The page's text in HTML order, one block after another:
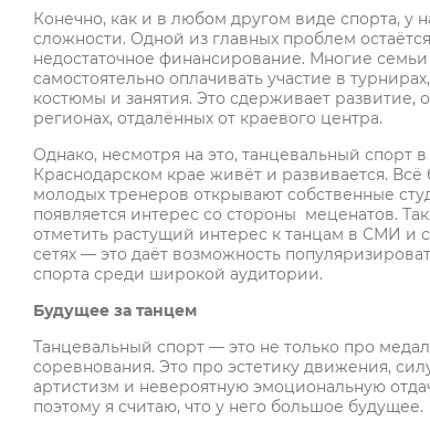
Конечно, как и в любом другом виде спорта, у
сложности. Одной из главных проблем остаётся
недостаточное финансирование. Многие
самостоятельно оплачивать участие в
костюмы и занятия. Это сдерживает развитие,
регионах, отдалённых от краевого центра.
Однако, несмотря на это, танцевальный спорт в
Краснодарском крае живёт и развивается. Всё
молодых тренеров открывают собственные
появляется интерес со стороны меценатов.
отметить растущий интерес к танцам в СМИ и
сетях — это даёт возможность
спорта среди широкой аудитории.
Будущее за танцем
Танцевальный спорт — это не только про
соревнования. Это про эстетику движения,
артистизм и невероятную эмоциональную
поэтому я считаю, что у него большое будущее.